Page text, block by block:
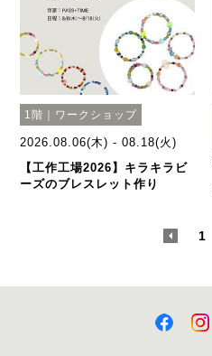
1階｜ワークショップ
2026.08.06(木) - 08.18(火)
【工作工場2026】キラキラビ
ーズのブレスレット作り
1